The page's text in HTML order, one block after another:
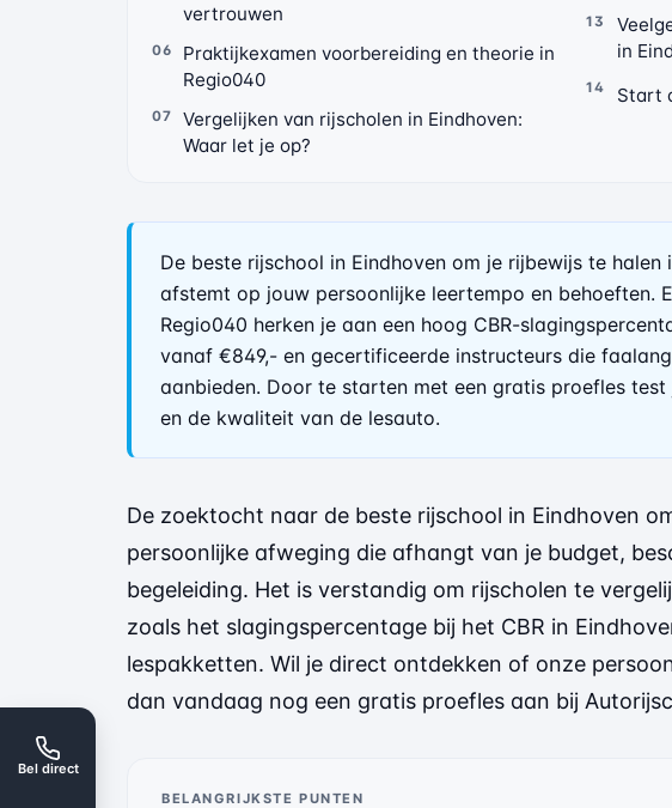
vertrouwen
Praktijkexamen voorbereiding en theorie in
Regio040
Vergelijken van rijscholen in Eindhoven:
Waar let je op?
in
Start
De beste rijschool in Eindhoven om je rijbewijs te
afstemt op jouw persoonlijke leertempo en behoeften.
Regio040 herken je aan een hoog CBR-
vanaf €849,- en gecertificeerde instructeurs die
aanbieden. Door te starten met een gratis proefles
en de kwaliteit van de lesauto.
De zoektocht naar de beste rijschool in Eindhoven
persoonlijke afweging die afhangt van je budget,
begeleiding. Het is verstandig om rijscholen te
zoals het slagingspercentage bij het CBR in
lespakketten. Wil je direct ontdekken of onze
dan vandaag nog een gratis proefles aan bij
BELANGRIJKSTE PUNTEN
Bel direct